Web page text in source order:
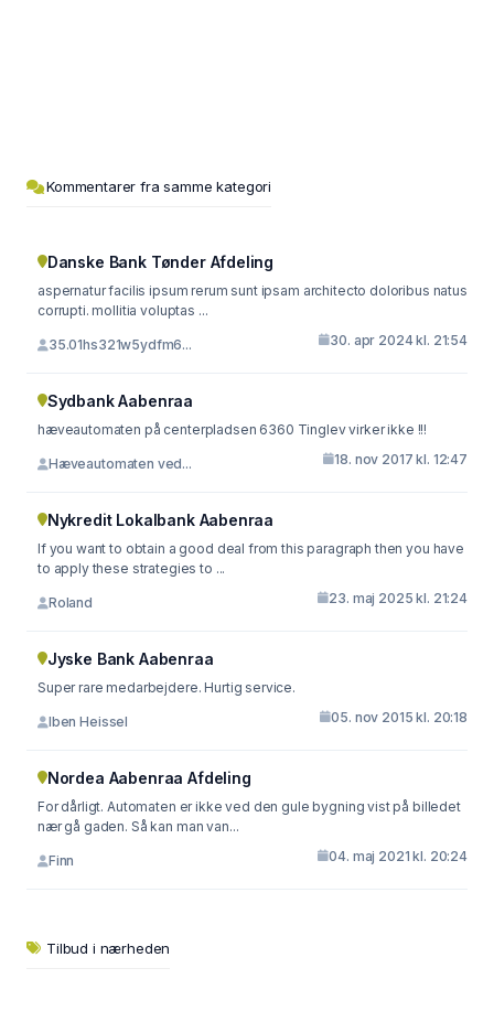
Kommentarer fra samme kategori
Danske Bank Tønder Afdeling
aspernatur facilis ipsum rerum sunt ipsam architecto doloribus natus
corrupti. mollitia voluptas ...
35.01hs321w5ydfm6... 30. apr 2024 kl. 21:54
Sydbank Aabenraa
hæveautomaten på centerpladsen 6360 Tinglev virker ikke !!!
Hæveautomaten ved... 18. nov 2017 kl. 12:47
Nykredit Lokalbank Aabenraa
If you want to obtain a good deal from this paragraph then you have
to apply these strategies to ...
Roland 23. maj 2025 kl. 21:24
Jyske Bank Aabenraa
Super rare medarbejdere. Hurtig service.
Iben Heissel 05. nov 2015 kl. 20:18
Nordea Aabenraa Afdeling
For dårligt. Automaten er ikke ved den gule bygning vist på billedet
nær gå gaden. Så kan man van...
Finn 04. maj 2021 kl. 20:24
Tilbud i nærheden